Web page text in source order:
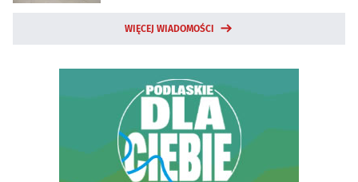
WIĘCEJ WIADOMOŚCI